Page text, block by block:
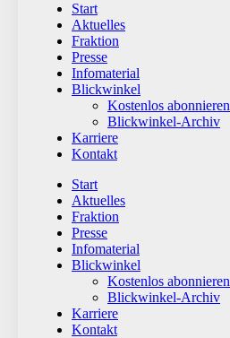
Start
Aktuelles
Fraktion
Presse
Infomaterial
Blickwinkel
Kostenlos abonnieren
Blickwinkel-Archiv
Karriere
Kontakt
Start
Aktuelles
Fraktion
Presse
Infomaterial
Blickwinkel
Kostenlos abonnieren
Blickwinkel-Archiv
Karriere
Kontakt